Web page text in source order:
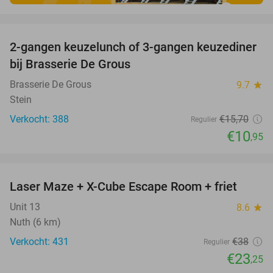
30%
2-gangen keuzelunch of 3-gangen keuzediner
bij Brasserie De Grous
Brasserie De Grous 9.7 star
Stein
Verkocht: 388
Regulier €15,70
€10,95
39%
Laser Maze + X-Cube Escape Room + friet
Unit 13 8.6 star
Nuth (6 km)
Verkocht: 431
Regulier €38
€23,25